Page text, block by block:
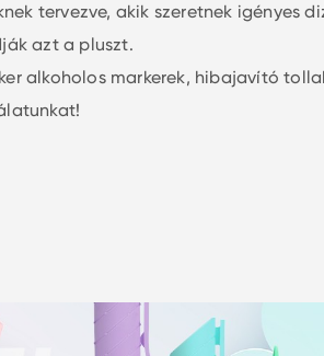
tervezve, akik szeretnek igényes
azt a pluszt.
alkoholos markerek, hibajavító